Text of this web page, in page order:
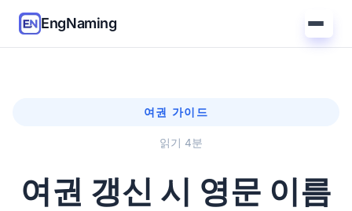
EngNaming
여권 가이드
읽기 4분
여권 갱신 시 영문 이름